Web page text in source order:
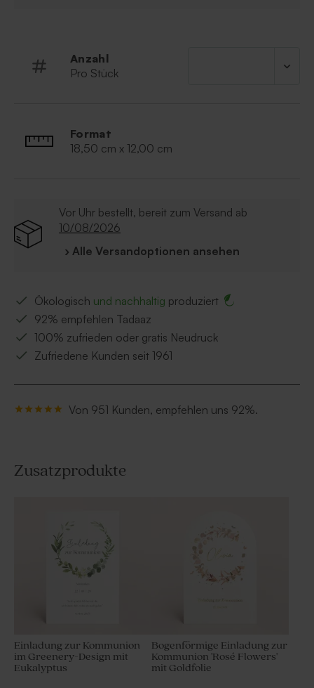
Anzahl
Pro Stück
Format
18,50 cm x 12,00 cm
Vor Uhr bestellt, bereit zum Versand ab
10/08/2026
› Alle Versandoptionen ansehen
Ökologisch und nachhaltig produziert
92% empfehlen Tadaaz
100% zufrieden oder gratis Neudruck
Zufriedene Kunden seit 1961
Von 951 Kunden, empfehlen uns 92%.
Zusatzprodukte
Einladung zur Kommunion
im Greenery-Design mit
Eukalyptus
Bogenförmige Einladung zur
Kommunion 'Rosé Flowers'
mit Goldfolie